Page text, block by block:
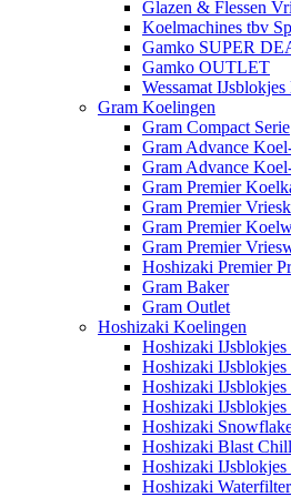
Glazen & Flessen
Koelmachines tbv
Gamko SUPER
Gamko OUTLET
Wessamat
Gram Koelingen
Gram Compact Serie
Gram Advance
Gram Advance
Gram Premier
Gram Premier
Gram Premier
Gram Premier
Hoshizaki Premier
Gram Baker
Gram Outlet
Hoshizaki Koelingen
Hoshizaki
Hoshizaki IJsblokjes
Hoshizaki
Hoshizaki
Hoshizaki
Hoshizaki Blast
Hoshizaki IJsblokjes
Hoshizaki